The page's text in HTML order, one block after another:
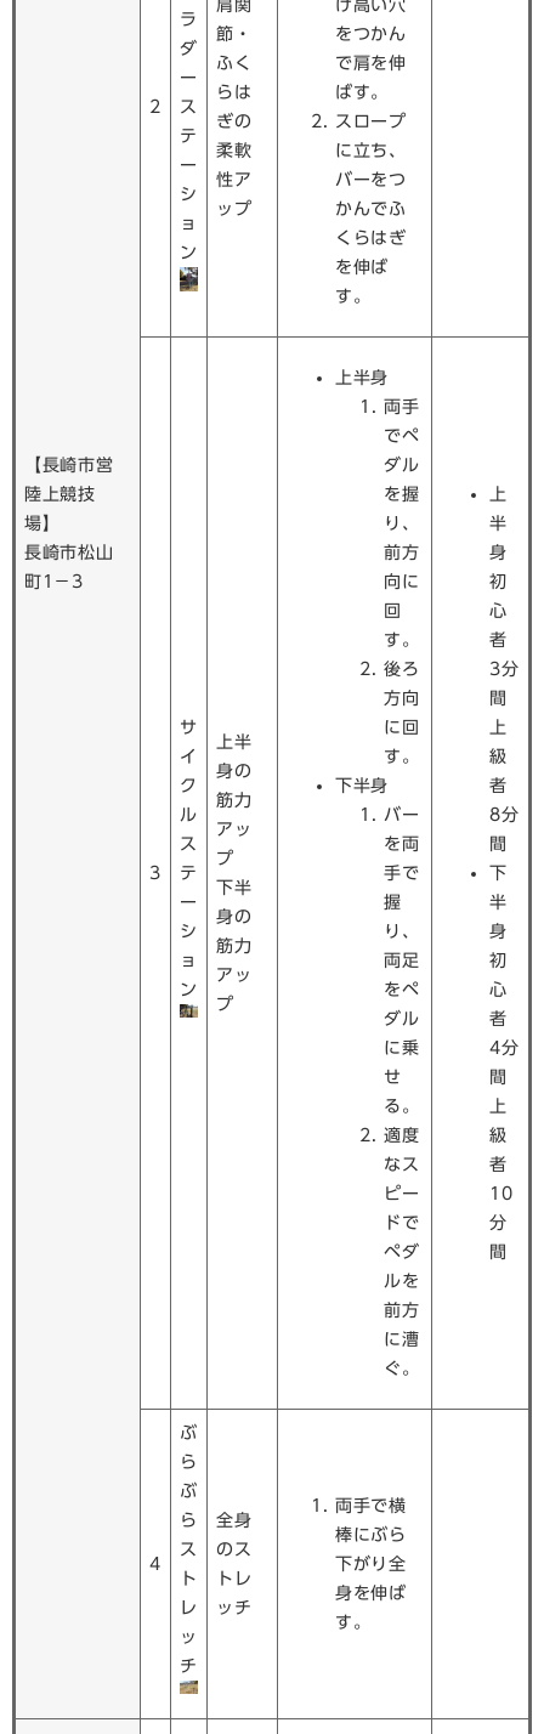
【長崎市営
陸上競技
場】
長崎市松山
町1−3
2
ラ
ダ
ー
ス
テ
ー
シ
ョ
ン
肩関
節・
ふく
らは
ぎの
柔軟
性ア
ップ
け高い穴
をつかん
で肩を伸
ばす。
スロープ
に立ち、
バーをつ
かんでふ
くらはぎ
を伸ば
す。
3
サ
イ
ク
ル
ス
テ
ー
シ
ョ
ン
上半
身の
筋力
アッ
プ
下半
身の
筋力
アッ
プ
上半身
両手
でペ
ダル
を握
り、
前方
向に
回
す。
後ろ
方向
に回
す。
下半身
バー
を両
手で
握
り、
両足
をペ
ダル
に乗
せ
る。
適度
なス
ピー
ドで
ペダ
ルを
前方
に漕
ぐ。
上
半
身
初
心
者
3分
間
上
級
者
8分
間
下
半
身
初
心
者
4分
間
上
級
者
10
分
間
4
ぶ
ら
ぶ
ら
ス
ト
レ
ッ
チ
全身
のス
トレ
ッチ
両手で横
棒にぶら
下がり全
身を伸ば
す。